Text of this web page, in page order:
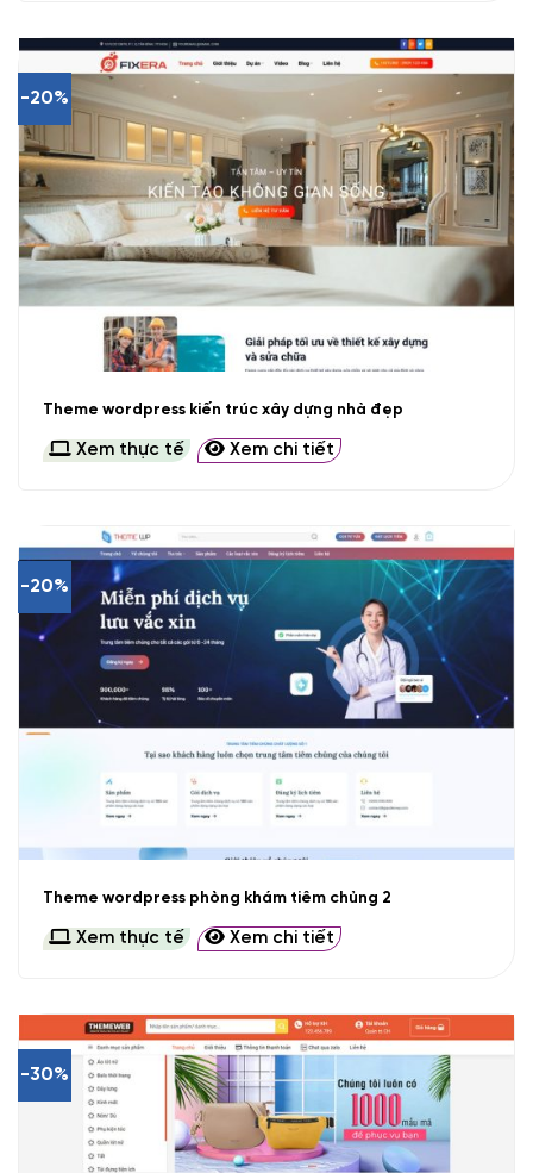
-20%
Theme wordpress kiến trúc xây dựng nhà đẹp
Xem thực tế Xem chi tiết
-20%
Theme wordpress phòng khám tiêm chủng 2
Xem thực tế Xem chi tiết
-30%